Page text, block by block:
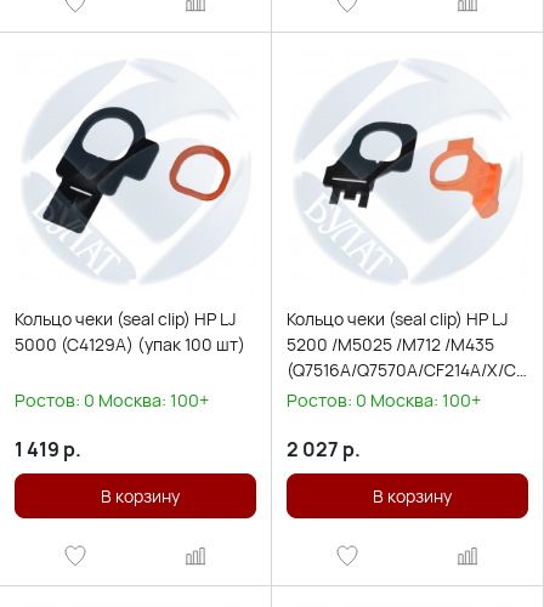
Кольцо чеки (seal clip) HP LJ
5000 (C4129A) (упак 100 шт)
Ростов: 0 Москва: 100+
1 419 р.
В корзину
Кольцо чеки (seal clip) HP LJ
5200 /M5025 /M712 /M435
(Q7516A/Q7570A/CF214A/X/
(упак 100 шт)
Ростов: 0 Москва: 100+
2 027 р.
В корзину